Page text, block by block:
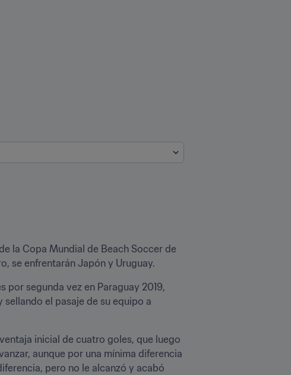
la Copa Mundial de Beach Soccer de
se enfrentarán Japón y Uruguay.
segunda vez en Paraguay 2019,
el pasaje de su equipo a
inicial de cuatro goles, que luego
aunque por una mínima diferencia
pero no le alcanzó y acabó